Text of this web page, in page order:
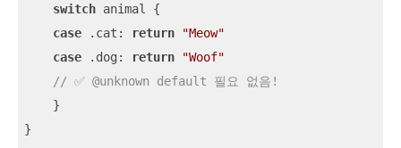
switch animal {
case .cat: return
"Meow"
case .dog: return
"Woof"
// ✅ @unknown default 필요 없음!
    }
}